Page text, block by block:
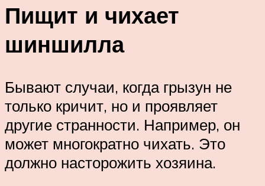
Пищит и чихает
шиншилла
Бывают случаи, когда грызун не
только кричит, но и проявляет
другие странности. Например, он
может многократно чихать. Это
должно насторожить хозяина.